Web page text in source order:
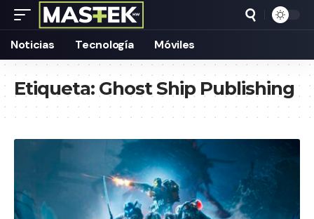
Noticias Tecnología Móviles
Etiqueta:Ghost Ship Publishing